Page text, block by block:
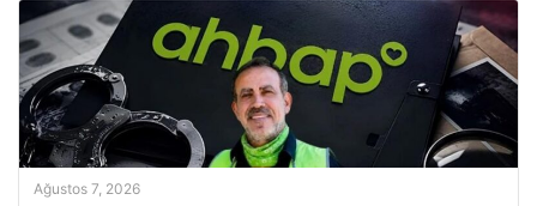
Ağustos 7, 2026